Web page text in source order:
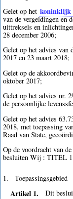
Gelet op het koninklijk
van de vergeldingen en
uittreksels en
28 december 2006;
Gelet op het advies van
2017 en 23 maart 2018;
Gelet op de
oktober 2017;
Gelet op het advies nr.
de persoonlijke
Gelet op het advies
2018, met toepassing
Raad van State,
Op de voordracht van
besluiten Wij : TITEL
1. - Toepassingsgebied
Artikel 1.
Dit